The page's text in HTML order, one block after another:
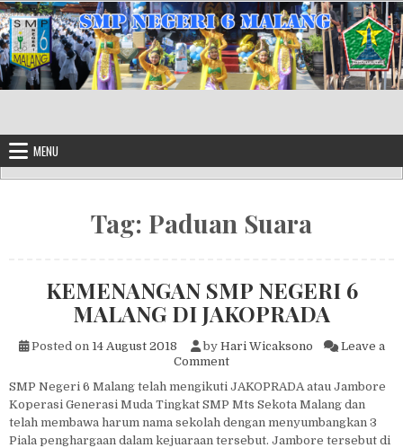
Skip to content
MENU
Tag: Paduan Suara
KEMENANGAN SMP NEGERI 6
MALANG DI JAKOPRADA
Posted on 14 August 2018 by Hari Wicaksono
Leave a
Commenton KEMENANGAN SMP
SMP Negeri 6 Malang telah mengikuti JAKOPRADA atau Jambore
Koperasi Generasi Muda Tingkat SMP Mts Sekota Malang dan
telah membawa harum nama sekolah dengan menyumbangkan 3
Piala penghargaan dalam kejuaraan tersebut. Jambore tersebut di